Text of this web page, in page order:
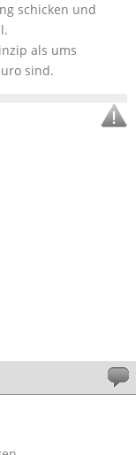
schicken und
als ums
sind.